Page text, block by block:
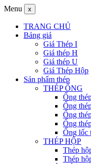
Menu x
TRANG CHỦ
Bảng giá
Giá Thép I
Giá thép H
Giá thép U
Giá Thép Hộp
Sản phẩm thép
THÉP ỐNG
Ống
Ống
Ống
Ống
Ống lốc
THÉP HỘP
Thép
Thép